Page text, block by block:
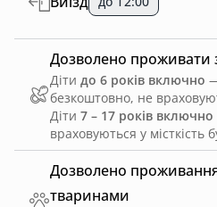
Дозволено
тваринами
Дозволено проживати
Діти до 6 років включно
безкоштовно, не
Діти 7 – 17 років включно
враховуються у місткість